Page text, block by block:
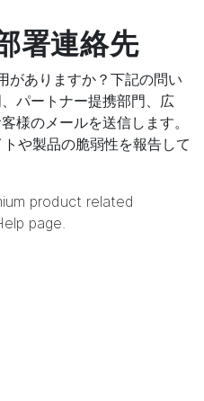
署連絡先
がありますか？下記の問い
パートナー提携部門、広
様のメールを送信します。
や製品の脆弱性を報告して
product related
page.